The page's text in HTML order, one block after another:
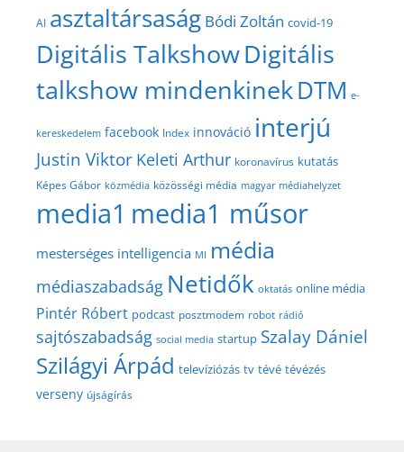
AI asztaltársaság Bódi Zoltán covid-19
Digitális TalkshowDigitális
talkshow mindenkinekDTM e-
kereskedelem facebook Index innováció interjú
Justin Viktor Keleti Arthur koronavírus kutatás
Képes Gábor közmédia közösségi média magyar médiahelyzet
media1 media1 műsor
mesterséges intelligencia MI média
médiaszabadság Netidők oktatás online média
Pintér Róbert podcast posztmodem robot rádió
sajtószabadság social media startup Szalay Dániel
Szilágyi Árpád televíziózás tv tévé tévézés
verseny újságírás